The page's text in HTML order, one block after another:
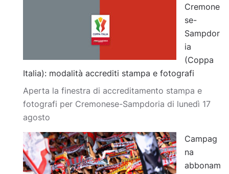
Cremone
se-
Sampdor
ia
(Coppa
Italia): modalità accrediti stampa e fotografi
Aperta la finestra di accreditamento stampa e
fotografi per Cremonese-Sampdoria di lunedì 17
agosto
Campag
na
abbonam